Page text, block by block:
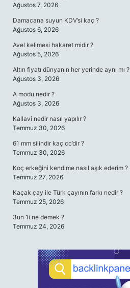
Ağustos 7, 2026
Damacana suyun KDV’si kaç ?
Ağustos 6, 2026
Avel kelimesi hakaret midir ?
Ağustos 5, 2026
Altın fiyatı dünyanın her yerinde aynı mı ?
Ağustos 3, 2026
A modu nedir ?
Ağustos 3, 2026
Kallavi nedir nasıl yapılır ?
Temmuz 30, 2026
61 mm silindir kaç cc’dir ?
Temmuz 30, 2026
Koç erkeğini kendime nasıl aşık ederim ?
Temmuz 27, 2026
Kaçak çay ile Türk çayının farkı nedir ?
Temmuz 25, 2026
3un 1i ne demek ?
Temmuz 24, 2026